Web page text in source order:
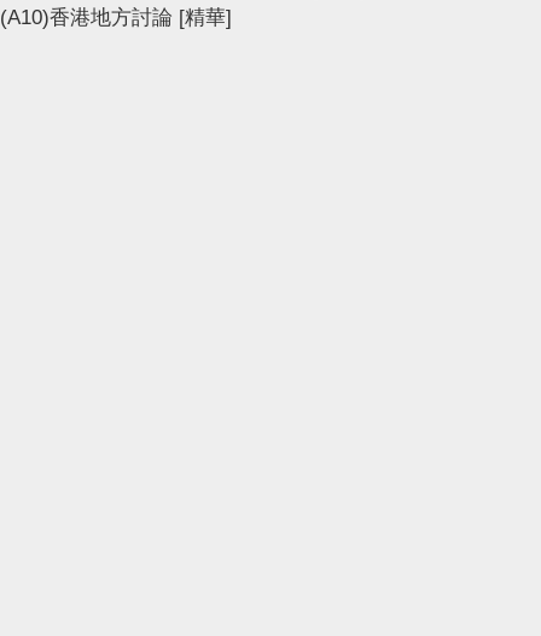
(A10)香港地方討論 [精華]